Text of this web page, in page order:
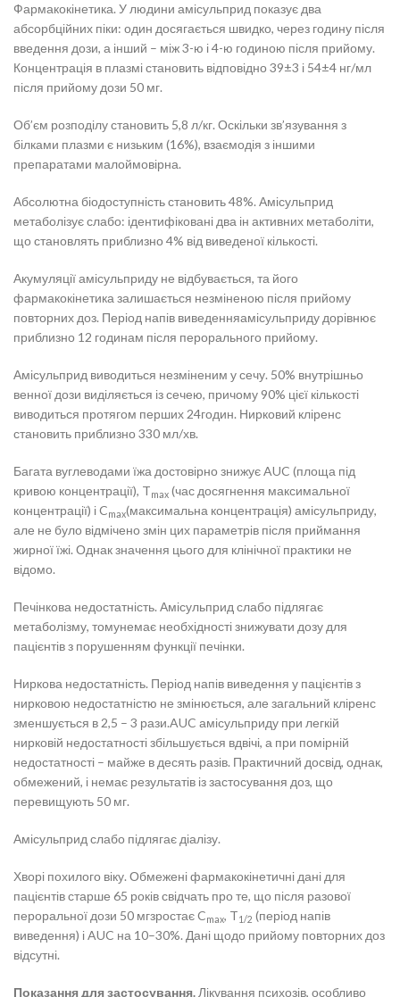
Фармакокінетика. У людини амісульприд показує два
абсорбційних піки: один досягається швидко, через годину після
введення дози, а інший – між 3-ю і 4-ю годиною після прийому.
Концентрація в плазмі становить відповідно 39±3 і 54±4 нг/мл
після прийому дози 50 мг.
Об’єм розподілу становить 5,8 л/кг. Оскільки зв’язування з
білками плазми є низьким (16%), взаємодія з іншими
препаратами малоймовірна.
Абсолютна біодоступність становить 48%. Амісульприд
метаболізує слабо: ідентифіковані два ін активних метаболіти,
що становлять приблизно 4% від виведеної кількості.
Акумуляції амісульприду не відбувається, та його
фармакокінетика залишається незміненою після прийому
повторних доз. Період напів виведенняамісульприду дорівнює
приблизно 12 годинам після перорального прийому.
Амісульприд виводиться незміненим у сечу. 50% внутрішньо
венної дози виділяється із сечею, причому 90% цієї кількості
виводиться протягом перших 24годин. Нирковий кліренс
становить приблизно 330 мл/хв.
Багата вуглеводами їжа достовірно знижує AUC (площа під
кривою концентрації), Tmax (час досягнення максимальної
концентрації) і Cmax(максимальна концентрація) амісульприду,
але не було відмічено змін цих параметрів після приймання
жирної їжі. Однак значення цього для клінічної практики не
відомо.
Печінкова недостатність. Амісульприд слабо підлягає
метаболізму, томунемає необхідності знижувати дозу для
пацієнтів з порушенням функції печінки.
Ниркова недостатність. Період напів виведення у пацієнтів з
нирковою недостатністю не змінюється, але загальний кліренс
зменшується в 2,5 – 3 рази.AUC амісульприду при легкій
нирковій недостатності збільшується вдвічі, а при помірній
недостатності – майже в десять разів. Практичний досвід, однак,
обмежений, і немає результатів із застосування доз, що
перевищують 50 мг.
Амісульприд слабо підлягає діалізу.
Хворі похилого віку. Обмежені фармакокінетичні дані для
пацієнтів старше 65 років свідчать про те, що після разової
пероральної дози 50 мгзростає Cmax, T1/2 (період напів
виведення) і AUC на 10–30%. Дані щодо прийому повторних доз
відсутні.
Показання для застосування. Лікування психозів, особливо